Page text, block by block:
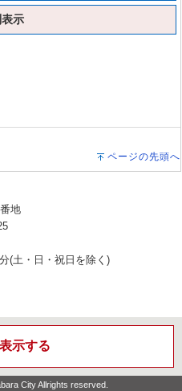
表示
ページの先頭へ
地
(土・日・祝日を除く)
示する
City Allrights reserved.